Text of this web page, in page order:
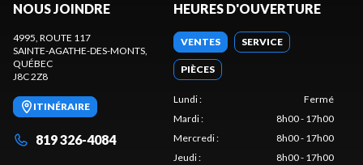
NOUS JOINDRE
4995, ROUTE 117
SAINTE-AGATHE-DES-MONTS,
QUÉBEC
J8C 2Z8
ITINÉRAIRE
819 326-4084
HEURES D'OUVERTURE
VENTES SERVICE
PIÈCES
Lundi:
Fermé
Mardi:
8h00 - 17h00
Mercredi:
8h00 - 17h00
Jeudi:
8h00 - 17h00